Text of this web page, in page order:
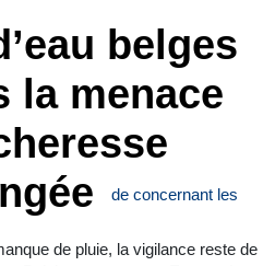
belges
la menace
de pluie, la vigilance reste de